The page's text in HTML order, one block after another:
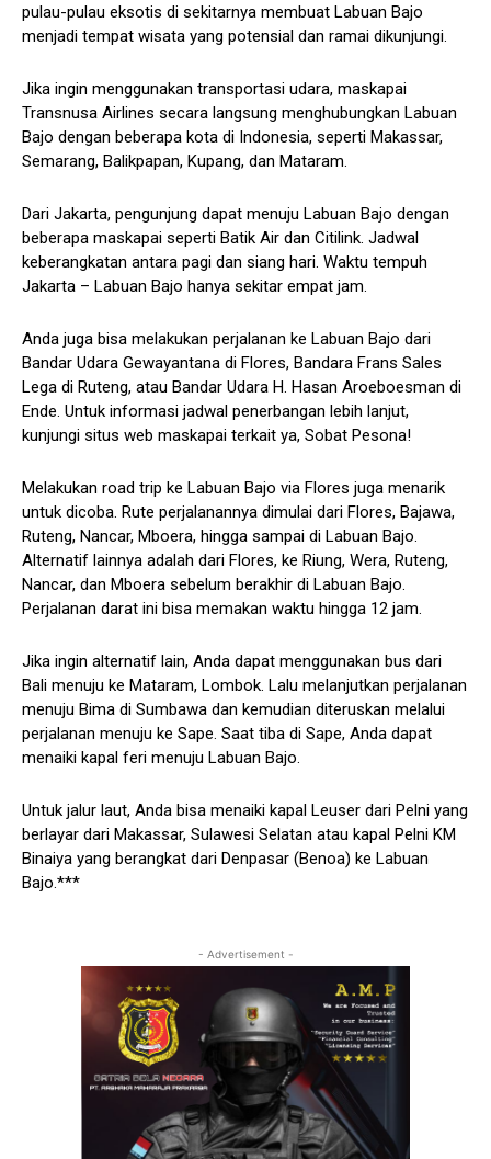
pulau-pulau eksotis di sekitarnya membuat Labuan Bajo
menjadi tempat wisata yang potensial dan ramai dikunjungi.
Jika ingin menggunakan transportasi udara, maskapai
Transnusa Airlines secara langsung menghubungkan Labuan
Bajo dengan beberapa kota di Indonesia, seperti Makassar,
Semarang, Balikpapan, Kupang, dan Mataram.
Dari Jakarta, pengunjung dapat menuju Labuan Bajo dengan
beberapa maskapai seperti Batik Air dan Citilink. Jadwal
keberangkatan antara pagi dan siang hari. Waktu tempuh
Jakarta – Labuan Bajo hanya sekitar empat jam.
Anda juga bisa melakukan perjalanan ke Labuan Bajo dari
Bandar Udara Gewayantana di Flores, Bandara Frans Sales
Lega di Ruteng, atau Bandar Udara H. Hasan Aroeboesman di
Ende. Untuk informasi jadwal penerbangan lebih lanjut,
kunjungi situs web maskapai terkait ya, Sobat Pesona!
Melakukan road trip ke Labuan Bajo via Flores juga menarik
untuk dicoba. Rute perjalanannya dimulai dari Flores, Bajawa,
Ruteng, Nancar, Mboera, hingga sampai di Labuan Bajo.
Alternatif lainnya adalah dari Flores, ke Riung, Wera, Ruteng,
Nancar, dan Mboera sebelum berakhir di Labuan Bajo.
Perjalanan darat ini bisa memakan waktu hingga 12 jam.
Jika ingin alternatif lain, Anda dapat menggunakan bus dari
Bali menuju ke Mataram, Lombok. Lalu melanjutkan perjalanan
menuju Bima di Sumbawa dan kemudian diteruskan melalui
perjalanan menuju ke Sape. Saat tiba di Sape, Anda dapat
menaiki kapal feri menuju Labuan Bajo.
Untuk jalur laut, Anda bisa menaiki kapal Leuser dari Pelni yang
berlayar dari Makassar, Sulawesi Selatan atau kapal Pelni KM
Binaiya yang berangkat dari Denpasar (Benoa) ke Labuan
Bajo.***
- Advertisement -